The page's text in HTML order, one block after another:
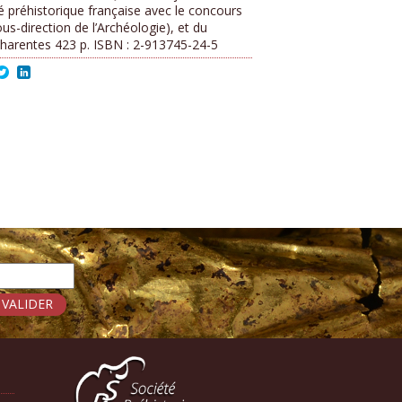
préhistorique française avec le concours
direction de l’Archéologie), et du
423 p. ISBN : 2-913745-24-5